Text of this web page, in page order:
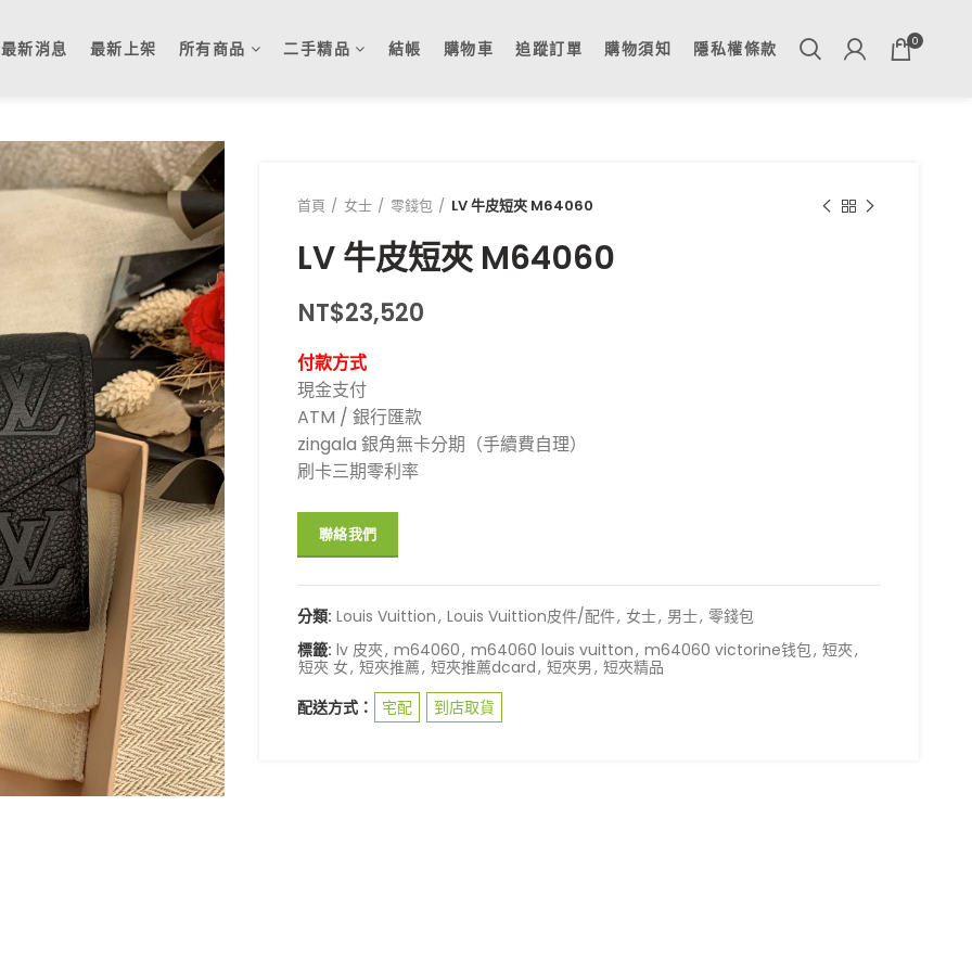
最新消息 最新上架 所有商品 二手精品 結帳 購物車 追蹤訂單 購物須知 隱私權條款 0
首頁 女士 零錢包 LV 牛皮短夾 M64060
LV 牛皮短夾 M64060
NT$23,520
付款方式
現金支付
ATM / 銀行匯款
zingala 銀角無卡分期（手續費自理）
刷卡三期零利率
聯絡我們
分類: Louis Vuittion, Louis Vuittion皮件/配件, 女士, 男士, 零錢包
標籤: lv 皮夾, m64060, m64060 louis vuitton, m64060 victorine钱包, 短夾,
短夾 女, 短夾推薦, 短夾推薦dcard, 短夾男, 短夾精品
配送方式：
宅配 到店取貨